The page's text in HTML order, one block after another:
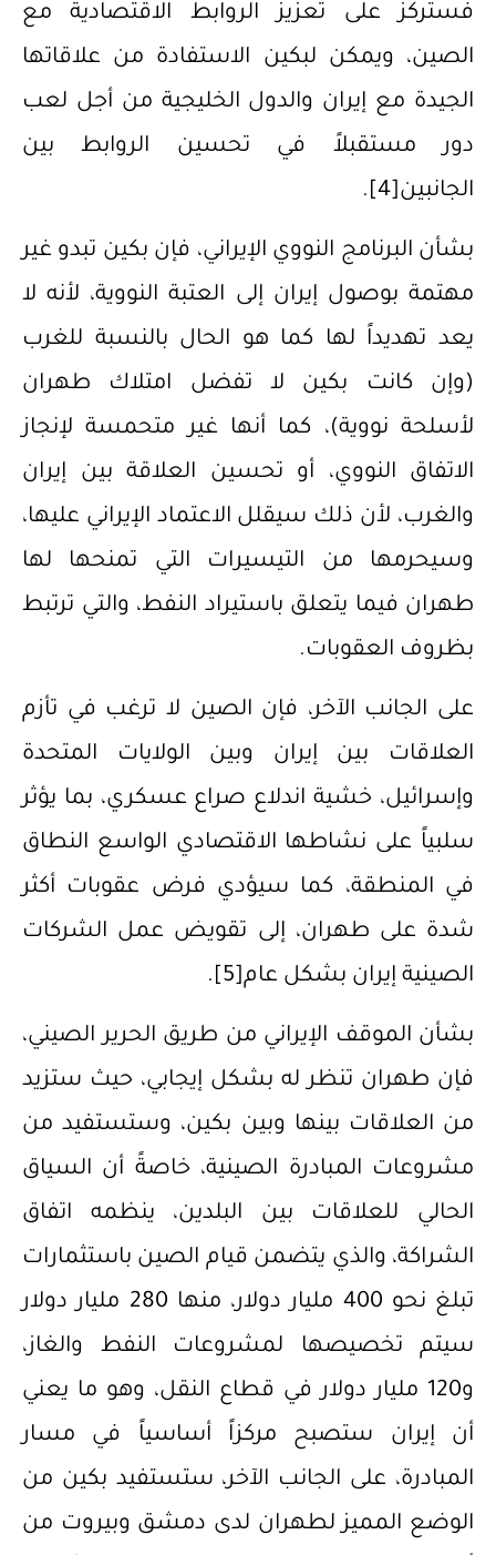
فستركز على تعزيز الروابط الاقتصادية مع
الصين، ويمكن لبكين الاستفادة من علاقاتها
الجيدة مع إيران والدول الخليجية من أجل لعب
دور مستقبلاً في تحسين الروابط بين
الجانبين[4]
.
‌بشأن البرنامج النووي الإيراني، فإن بكين تبدو غير
مهتمة بوصول إيران إلى العتبة النووية، لأنه لا
يعد تهديداً لها كما هو الحال بالنسبة للغرب
(وإن كانت بكين لا تفضل امتلاك طهران
لأسلحة نووية)، كما أنها غير متحمسة لإنجاز
الاتفاق النووي، أو تحسين العلاقة بين إيران
والغرب، لأن ذلك سيقلل الاعتماد الإيراني عليها،
وسيحرمها من التيسيرات التي تمنحها لها
طهران فيما يتعلق باستيراد النفط، والتي ترتبط
بظروف العقوبات.
‌على الجانب الآخر، فإن الصين لا ترغب في تأزم
العلاقات بين إيران وبين الولايات المتحدة
وإسرائيل، خشية اندلاع صراع عسكري، بما يؤثر
سلبياً على نشاطها الاقتصادي الواسع النطاق
في المنطقة، كما سيؤدي فرض عقوبات أكثر
شدة على طهران، إلى تقويض عمل الشركات
الصينية إيران بشكل عام[5]
.
بشأن الموقف الإيراني من طريق الحرير الصيني،
فإن طهران تنظر له بشكل إيجابي، حيث ستزيد
من العلاقات بينها وبين بكين، وستستفيد من
مشروعات المبادرة الصينية، خاصةً أن السياق
الحالي للعلاقات بين البلدين، ينظمه اتفاق
الشراكة، والذي يتضمن قيام الصين باستثمارات
تبلغ نحو 400 مليار دولار، منها 280 مليار دولار
سيتم تخصيصها لمشروعات النفط والغاز،
و120 مليار دولار في قطاع النقل، وهو ما يعني
أن إيران ستصبح مركزاً أساسياً في مسار
المبادرة، على الجانب الآخر، ستستفيد بكين من
الوضع المميز لطهران لدى دمشق وبيروت من